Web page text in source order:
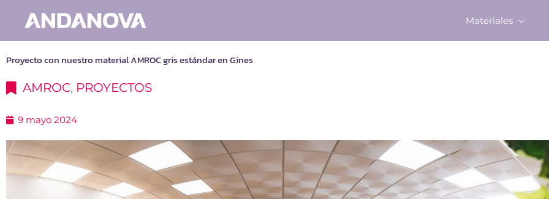
contenido
Materiales
Proyecto con nuestro material AMROC gris estándar en Gines
AMROC, PROYECTOS
9 mayo 2024